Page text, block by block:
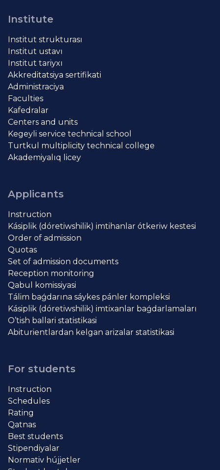
Institute
Institut strukturası
Institut ustavı
Institut tariyxı
Akkreditatsiya sertifikati
Administraciya
Faculties
Kafedralar
Centers and units
Kegeyli service technical school
Turtkul multiplicity technical college
Akademiyalıq licey
Applicants
Instruction
Kásiplik (dóretiwshilik) imtihanlar ótkeriw kestesi
Order of admission
Quotas
Set of admission documents
Reception monitoring
Qabul komissiyasi
Tálim baǵdarına sáykes pánler kompleksi
Kásiplik (dóretiwshilik) imtixanlar baǵdarlamaları
O’tish ballari statistikasi
Abiturientlardan kelgan arizalar statistikasi
For students
Instruction
Schedules
Rating
Qatnas
Best students
Stipendiyalar
Normativ hújjetler